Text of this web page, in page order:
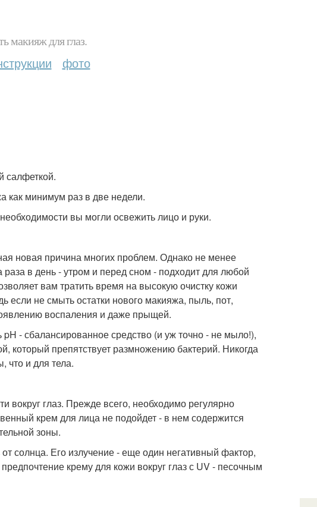
макияж для глаз.
фото
салфеткой.
как минимум раз в две недели.
вы могли освежить лицо и руки.
новая причина многих проблем. Однако не менее
в день - утром и перед сном - подходит для любой
вам тратить время на высокую очистку кожи
если не смыть остатки нового макияжа, пыль, пот,
воспаления и даже прыщей.
- сбалансированное средство (и уж точно - не мыло!),
который препятствует размножению бактерий. Никогда
что и для тела.
вокруг глаз. Прежде всего, необходимо регулярно
крем для лица не подойдет - в нем содержится
зоны.
солнца. Его излучение - еще один негативный фактор,
крему для кожи вокруг глаз с UV - песочным